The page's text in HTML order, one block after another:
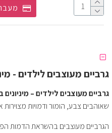
גרביים מעוצבים לילדים -
גרביים מעוצבים לילדים – מיניונים
שאוהבים צבע, הומור ודמויות מצוירות
הגרביים מעוצבים בהשראת הדמות